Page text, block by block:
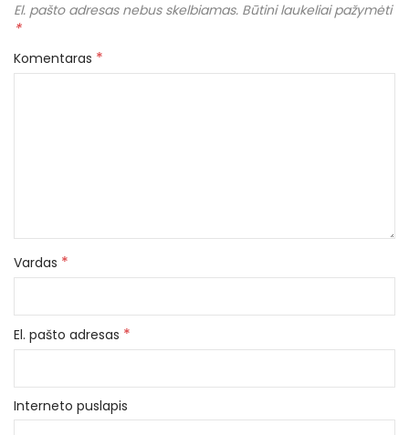
El. pašto adresas nebus skelbiamas. Būtini laukeliai pažymėti
*
Komentaras *
Vardas *
El. pašto adresas *
Interneto puslapis